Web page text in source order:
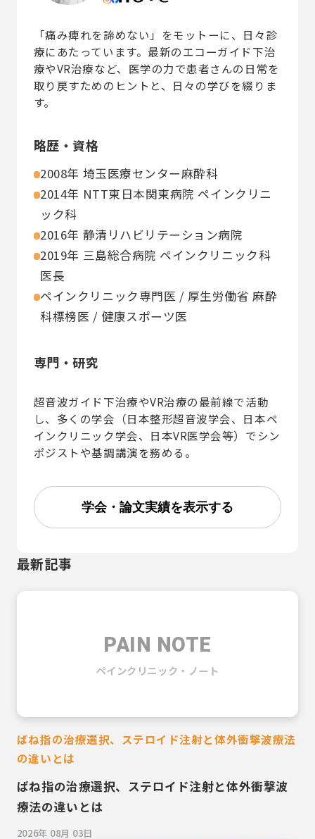
「痛み痺れを諦めない」をモットーに、日々診
療にあたっています。最新のエコーガイド下治
療やVR治療など、医学の力で患者さんの日常を
取り戻すためのヒントと、日々の学びを綴りま
す。
略歴・資格
2008年 埼玉医療センター麻酔科
2014年 NTT東日本関東病院 ペインクリニ
ック科
2016年 静清リハビリテーション病院
2019年 三島総合病院 ペインクリニック科
医長
ペインクリニック専門医 / 厚生労働省 麻酔
科標榜医 / 健康スポーツ医
専門・研究
超音波ガイド下治療やVR治療の最前線で活動
し、多くの学会（日本整形超音波学会、日本ペ
インクリニック学会、日本VR医学会等）でシン
ポジストや基調講演を務める。
学会・論文実績を表示する
最新記事
ばね指の治療選択、ステロイド注射と体外衝撃波療法
の違いとは
ばね指の治療選択、ステロイド注射と体外衝撃波
療法の違いとは
2026年 08月 03日
PAIN NOTE
ペインクリニック・ノート